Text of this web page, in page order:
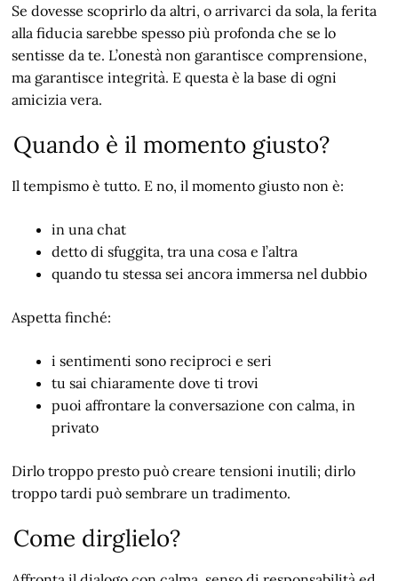
Se dovesse scoprirlo da altri, o arrivarci da sola, la ferita
alla fiducia sarebbe spesso più profonda che se lo
sentisse da te. L’onestà non garantisce comprensione,
ma garantisce integrità. E questa è la base di ogni
amicizia vera.
Quando è il momento giusto?
Il tempismo è tutto. E no, il momento giusto non è:
in una chat
detto di sfuggita, tra una cosa e l’altra
quando tu stessa sei ancora immersa nel dubbio
Aspetta finché:
i sentimenti sono reciproci e seri
tu sai chiaramente dove ti trovi
puoi affrontare la conversazione con calma, in
privato
Dirlo troppo presto può creare tensioni inutili; dirlo
troppo tardi può sembrare un tradimento.
Come dirglielo?